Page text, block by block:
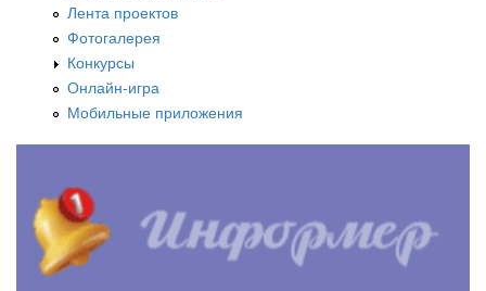
Лента проектов
Фотогалерея
Конкурсы
Онлайн-игра
Мобильные приложения